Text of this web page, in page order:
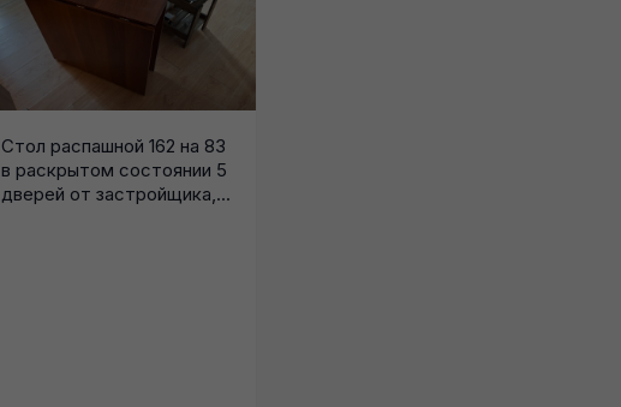
Стол распашной 162 на 83
в раскрытом состоянии 5
дверей от застройщика,...